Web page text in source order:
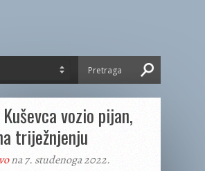
vozio pijan,
triježnjenju
na 7. studenoga 2022.